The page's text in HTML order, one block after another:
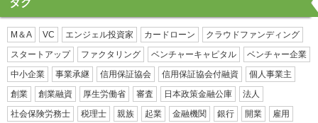
タグ
M＆A VC エンジェル投資家 カードローン
クラウドファンディング
スタートアップ
ファクタリング ベンチャーキャピタル
ベンチャー企業
中小企業
事業承継 信用保証協会 信用保証協会付融資
個人事業主
創業
創業融資 厚生労働省 審査 日本政策金融公庫
法人
社会保険労務士
税理士 親族 起業 金融機関 銀行 開業
雇用